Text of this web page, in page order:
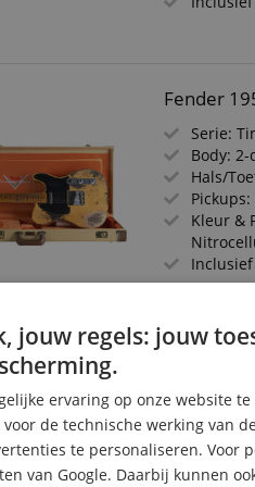
Fender
Serie:
Body:
Hals/
Kleur &
Fender
Time
Body: Els
Toets/
(SSS)
jouw regels: jouw
ervaring op onze website
de technische werking van
te personaliseren. Voor
van Google. Daarbij kunnen